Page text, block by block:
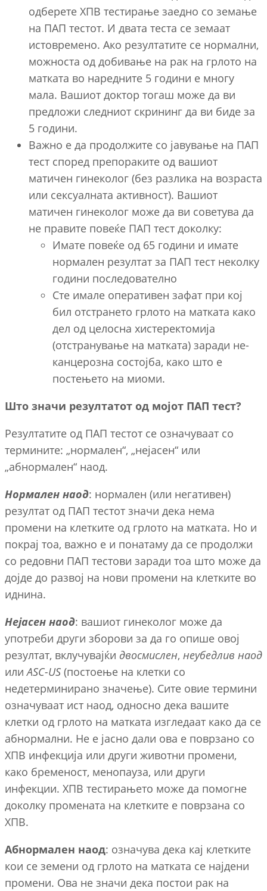
одберете ХПВ тестирање заедно со земање
на ПАП тестот. И двата теста се земаат
истовремено. Ако резултатите се нормални,
можноста од добивање на рак на грлото на
матката во наредните 5 години е многу
мала. Вашиот доктор тогаш може да ви
предложи следниот скрининг да ви биде за
5 години.
Важно е да продолжите со јавување на ПАП
тест според препораките од вашиот
матичен гинеколог (без разлика на возраста
или сексуалната активност). Вашиот
матичен гинеколог може да ви советува да
не правите повеќе ПАП тест доколку:
Имате повеќе од 65 години и имате
нормален резултат за ПАП тест неколку
години последователно
Сте имале оперативен зафат при кој
бил отстрането грлото на матката како
дел од целосна хистеректомија
(отстранување на матката) заради не-
канцерозна состојба, како што е
постењето на миоми.
Што значи резултатот од мојот ПАП тест?
Резултатите од ПАП тестот се означуваат со
термините: „нормален“, „нејасен“ или
„абнормален“ наод.
Нормален наод: нормален (или негативен)
резултат од ПАП тестот значи дека нема
промени на клетките од грлото на матката. Но и
покрај тоа, важно е и понатаму да се продолжи
со редовни ПАП тестови заради тоа што може да
дојде до развој на нови промени на клетките во
иднина.
Нејасен наод: вашиот гинеколог може да
употреби други зборови за да го опише овој
резултат, вклучувајќи двосмислен, неубедлив наод
илиASC-US (постоење на клетки со
недетерминирано значење). Сите овие термини
означуваат ист наод, односно дека вашите
клетки од грлото на матката изгледаат како да се
абнормални. Не е јасно дали ова е поврзано со
ХПВ инфекција или други животни промени,
како бременост, менопауза, или други
инфекции. ХПВ тестирањето може да помогне
доколку промената на клетките е поврзана со
ХПВ.
Абнормален наод: означува дека кај клетките
кои се земени од грлото на матката се најдени
промени. Ова не значи дека постои рак на